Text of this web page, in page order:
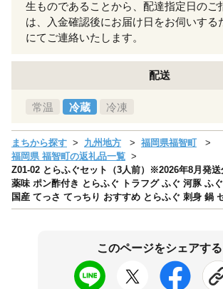
生ものであることから、配達指定日のご
は、入金確認後にお届け日をお伺いする
にてご連絡いたします。
配送
常温 冷蔵 冷凍
まちから探す 九州地方
福岡県福智町
福岡県 福智町の返礼品一覧
Z01-02 とらふぐセット（3人前）※2026年8月発
薬味 ポン酢付き とらふぐ トラフグ ふぐ 河豚 ふ
国産 てっさ てっちり おすすめ とらふぐ 刺身 鍋
このページをシェアする